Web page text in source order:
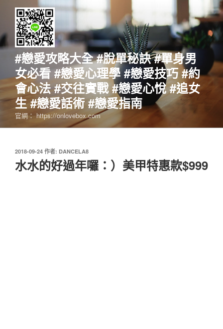
要
#戀愛攻略大全 #脫單秘訣 #單身男
女必看 #戀愛心理學 #戀愛技巧 #約
會心法 #交往實戰 #戀愛心悅 #追女
生 #戀愛話術 #戀愛指南
官網： https://onlovebox.com
發
於
2018-09-24 作者: DANCELA8
水水的好過年囉：）美甲特惠款$999